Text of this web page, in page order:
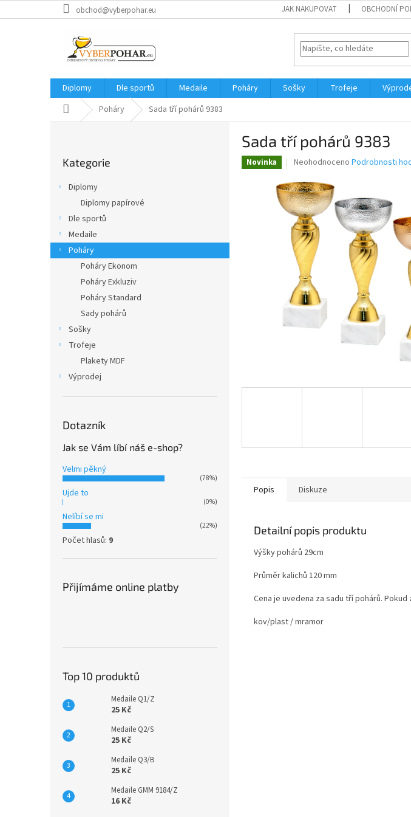
na
obchod@vyberpohar.eu JAK NAKUPOVAT OBCHODNÍ
Diplomy Dle sportů Medaile Poháry Sošky Trofeje
Domů Poháry Sada tří pohárů 9383
a
kategorie
Kategorie
Diplomy
Diplomy papírové
Dle sportů
Medaile
Poháry
Poháry Ekonom
Poháry Exkluziv
Poháry Standard
Sady pohárů
Sošky
Trofeje
Plakety MDF
Výprodej
Dotazník
Jak se Vám líbí náš e-shop?
Velmi pěkný
(78%)
Ujde to
(0%)
Nelíbí se mi
(22%)
Počet hlasů: 9
Přijímáme online platby
Top 10 produktů
Medaile Q1/Z
25 Kč
Medaile Q2/S
25 Kč
Medaile Q3/B
25 Kč
Medaile GMM 9184/Z
16 Kč
Sada tří pohárů 9383
Novinka
Průměrné
produktu
je
0,0
z
5
hvězdiček.
Neohodnoceno Podrobnosti
Popis Diskuze
Detailní popis produktu
Výšky pohárů 29cm
Průměr kalichů 120 mm
Cena je uvedena za sadu tří pohárů.
kov/plast / mramor